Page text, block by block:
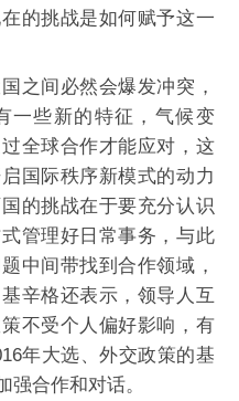
的挑战是如何赋予这一
间必然会爆发冲突，
一些新的特征，气候变
全球合作才能应对，这
国际秩序新模式的动力
的挑战在于要充分认识
管理好日常事务，与此
中间带找到合作领域，
辛格还表示，领导人互
不受个人偏好影响，有
年大选、外交政策的基
强合作和对话。